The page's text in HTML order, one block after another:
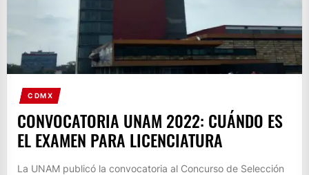
CDMX
CONVOCATORIA UNAM 2022: CUÁNDO ES
EL EXAMEN PARA LICENCIATURA
La UNAM publicó la convocatoria al Concurso de Selección